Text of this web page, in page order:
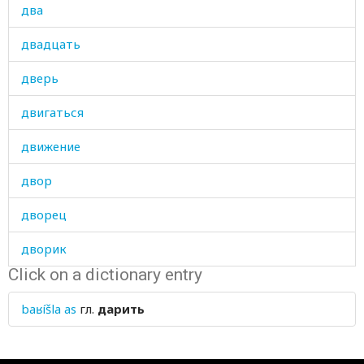
два
двадцать
дверь
двигаться
движение
двор
дворец
дворик
двукратно
двусмысленный
Click on a dictionary entry
baʁíšla as гл. дарить